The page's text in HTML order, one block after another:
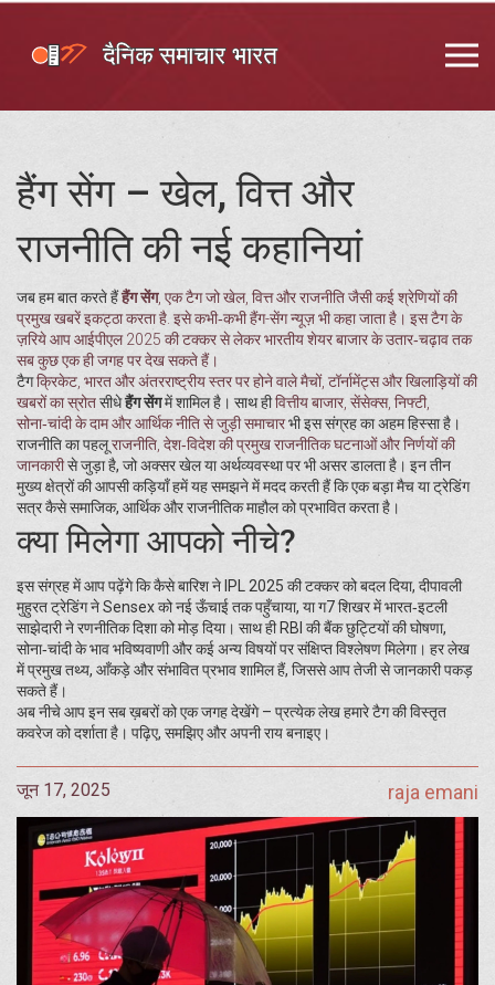
हैंग सेंग – खेल, वित्त और
राजनीति की नई कहानियां
जब हम बात करते हैंहैंग सेंग, एक टैग जो खेल, वित्त और राजनीति जैसी कई श्रेणियों की
प्रमुख खबरें इकट्ठा करता है . इसे कभी‑कभीहैंग-सेंग न्यूज़भी कहा जाता है। इस टैग के
ज़रिये आप आईपीएल 2025 की टक्कर से लेकर भारतीय शेयर बाजार के उतार‑चढ़ाव तक
सब कुछ एक ही जगह पर देख सकते हैं।
टैगक्रिकेट भारत और अंतरराष्ट्रीय स्तर पर होने वाले मैचों, टॉर्नामेंट्स और खिलाड़ियों की
खबरों का स्रोतसीधेहैंग सेंगमें शामिल है। साथ हीवित्तीय बाजार, सेंसेक्स, निफ्टी,
सोना‑चांदी के दाम और आर्थिक नीति से जुड़ी समाचारभी इस संग्रह का अहम हिस्सा है।
राजनीति का पहलूराजनीति देश‑विदेश की प्रमुख राजनीतिक घटनाओं और निर्णयों की
जानकारीसे जुड़ा है, जो अक्सर खेल या अर्थव्यवस्था पर भी असर डालता है। इन तीन
मुख्य क्षेत्रों की आपसी कड़ियाँ हमें यह समझने में मदद करती हैं कि एक बड़ा मैच या ट्रेडिंग
सत्र कैसे समाजिक, आर्थिक और राजनीतिक माहौल को प्रभावित करता है।
क्या मिलेगा आपको नीचे?
इस संग्रह में आप पढ़ेंगे कि कैसे बारिश ने IPL 2025 की टक्कर को बदल दिया, दीपावली
मुहुरत ट्रेडिंग ने Sensex को नई ऊँचाई तक पहुँचाया, या ग7 शिखर में भारत‑इटली
साझेदारी ने रणनीतिक दिशा को मोड़ दिया। साथ ही RBI की बैंक छुट्टियों की घोषणा,
सोना‑चांदी के भाव भविष्यवाणी और कई अन्य विषयों पर संक्षिप्त विश्लेषण मिलेगा। हर लेख
में प्रमुख तथ्य, आँकड़े और संभावित प्रभाव शामिल हैं, जिससे आप तेजी से जानकारी पकड़
सकते हैं।
अब नीचे आप इन सब ख़बरों को एक जगह देखेंगे – प्रत्येक लेख हमारे टैग की विस्तृत
कवरेज को दर्शाता है। पढ़िए, समझिए और अपनी राय बनाइए।
जून 17, 2025 raja emani